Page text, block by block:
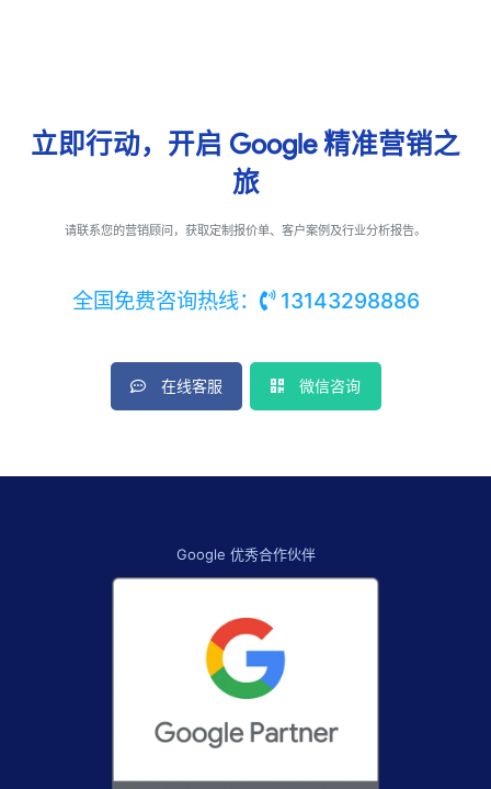
立即行动，开启 Google精准营销之
旅
请联系您的营销顾问，获取定制报价单、客户案例及行业分析报告。
全国免费咨询热线： 13143298886
在线客服 微信咨询
Google 优秀合作伙伴